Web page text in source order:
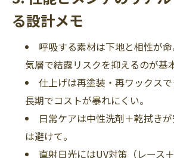
る設計メモ
呼吸する素材は下地と相性が
気層で結露リスクを抑えるのが基
仕上げは再塗装・再ワックスで
長期でコストが暴れにくい。
日常ケアは中性洗剤＋乾拭き
は避けて。
直射日光にはUV対策（レース